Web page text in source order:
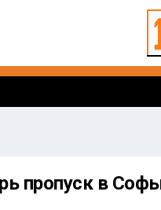
пропуск в